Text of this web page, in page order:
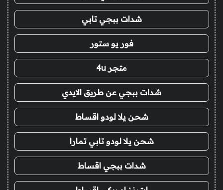
شدات ببجي تابي
فور يو ستور
متجر 4u
شدات ببجي عن طريق الايدي
شحن يلا لودو اقساط
شحن يلا لودو تابي تمارا
شدات ببجي اقساط